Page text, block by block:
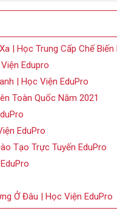
| Học Trung Cấp Chế
Edupro
| Học Viện EduPro
Toàn Quốc Năm 2021
EduPro
Tạo Trực Tuyến EduPro
Ở Đâu | Học Viện EduPro